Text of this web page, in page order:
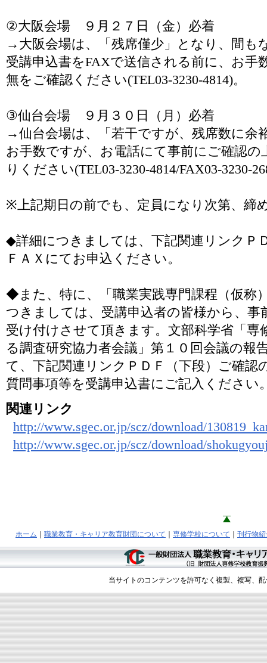
②大阪会場 ９月２７日（金）必着
→大阪会場は、「残席僅少」となり、間も
受講申込書をFAXで送信される前に、お手
無をご確認ください(TEL03-3230-4814)。
③仙台会場 ９月３０日（月）必着
→仙台会場は、「若干ですが、残席数に余
お手数ですが、お電話にて事前にご確認の
りください(TEL03-3230-4814/FAX03-3230-
※上記期日の前でも、定員になり次第、締
◆詳細につきましては、下記関連リンクＰ
ＦＡＸにてお申込ください。
◆また、特に、「職業実践専門課程（仮称
つきましては、受講申込者の皆様から、事
受け付けさせて頂きます。文部科学省「専
る調査研究協力者会議」第１０回会議の報
て、下記関連リンクＰＤＦ（下段）ご確認
質問事項等を受講申込書にご記入ください
関連リンク
http://www.sgec.or.jp/scz/download/
http://www.sgec.or.jp/scz/download/
ホーム 職業教育・キャリア教育財団について 専修学校について 刊行物
当サイトのコンテンツを許可なく複製、複写、